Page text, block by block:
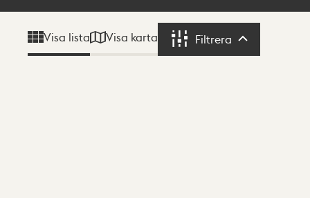
Visa lista Visa karta Filtrera Filtrera